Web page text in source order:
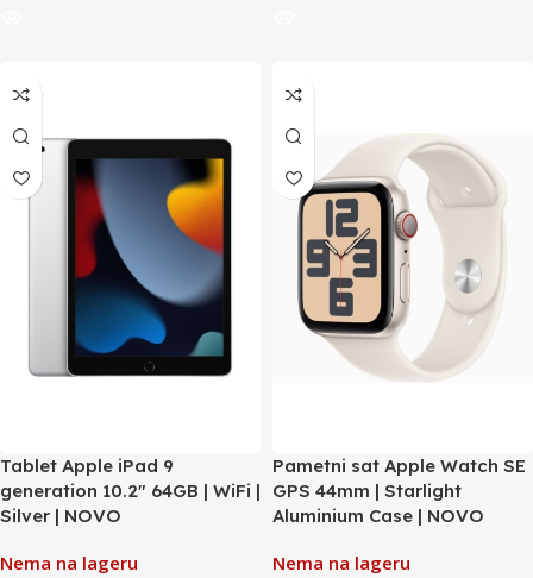
Tablet Apple iPad 9
generation 10.2″ 64GB | WiFi |
Silver | NOVO
Nema na lageru
Pametni sat Apple Watch SE
GPS 44mm | Starlight
Aluminium Case | NOVO
Nema na lageru